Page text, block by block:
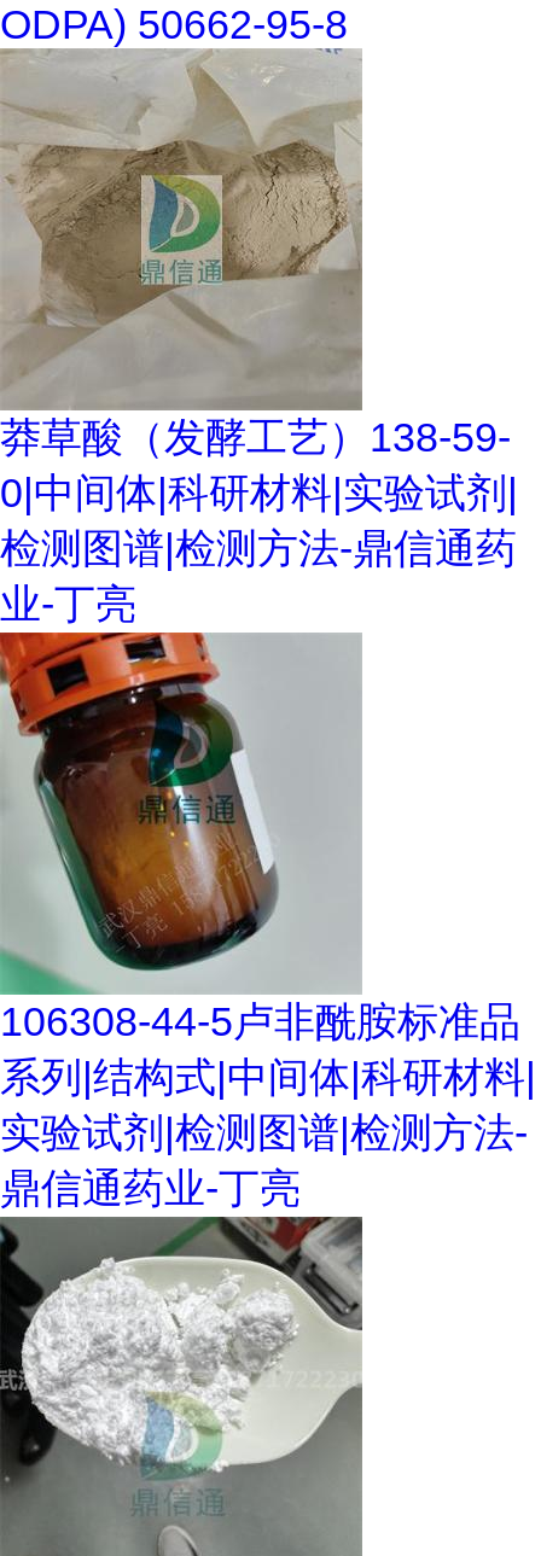
ODPA) 50662-95-8
莽草酸（发酵工艺）138-59-
0|中间体|科研材料|实验试剂|
检测图谱|检测方法-鼎信通药
业-丁亮
106308-44-5卢非酰胺标准品
系列|结构式|中间体|科研材料|
实验试剂|检测图谱|检测方法-
鼎信通药业-丁亮